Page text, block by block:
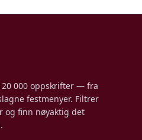
000 oppskrifter — fra
festmenyer. Filtrer
og finn nøyaktig det